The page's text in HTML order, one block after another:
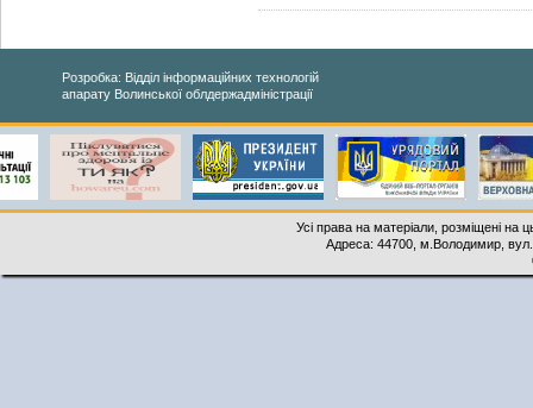
Розробка: Відділ інформаційних технологій
апарату Волинської облдержадміністрації
Усі права на матеріали, розміщені на
Адреса: 44700, м.Володимир,